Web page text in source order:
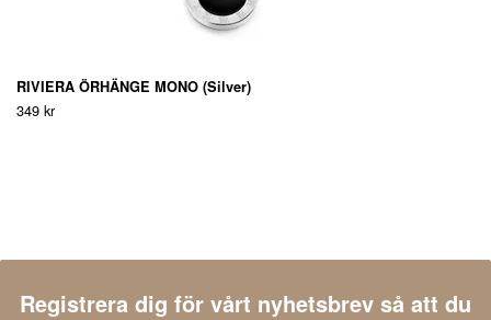
RIVIERA ÖRHÄNGE MONO (Silver)
349 kr
Registrera dig för vårt nyhetsbrev så att du